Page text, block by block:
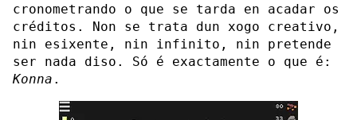
cronometrando o que se tarda en acadar os
créditos. Non se trata dun xogo creativo,
nin esixente, nin infinito, nin pretende
ser nada diso. Só é exactamente o que é:
Konna .